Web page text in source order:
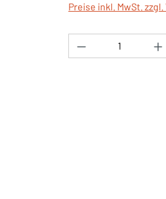
Preise inkl. MwSt.
Produkt